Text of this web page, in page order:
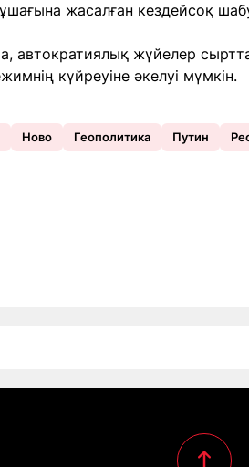
жасалған кездейсоқ
жүйелер
күйреуіне әкелуі мүмкін.
Ново Геополитика Путин